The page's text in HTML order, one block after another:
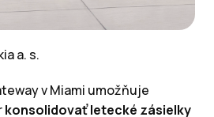
a. s.
v Miami umožňuje
konsolidovať letecké zásielky